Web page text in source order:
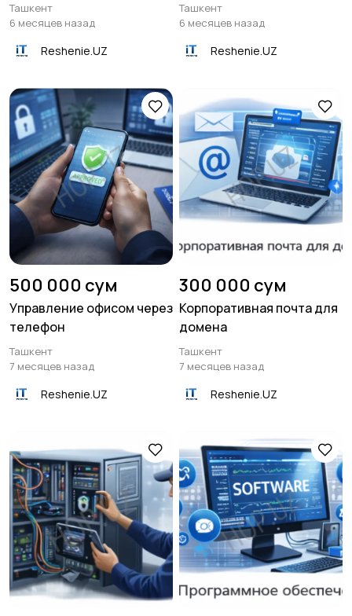
Программирование,
боты
1С
Ремонт и замена
комплектующих
Настройка и ремонт
оргтехники
Другое
Ташкент
6 месяцев назад
Reshenie.UZ
Ташкент
6 месяцев назад
Reshenie.UZ
500 000 сум
Управление офисом через
телефон
Ташкент
7 месяцев назад
Reshenie.UZ
300 000 сум
Корпоративная почта для
домена
Ташкент
7 месяцев назад
Reshenie.UZ